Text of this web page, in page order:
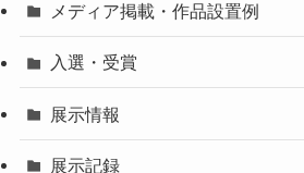
メディア掲載・作品設置例
入選・受賞
展示情報
展示記録